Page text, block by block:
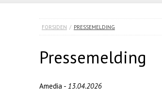
FORSIDEN / PRESSEMELDING
Pressemelding
Amedia - 13.04.2026